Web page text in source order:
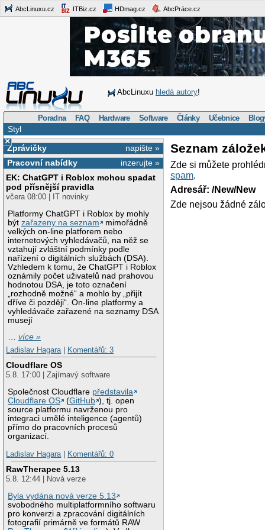
AbcLinuxu.cz ITBiz.cz HDmag.cz AbcPráce.cz
AbcLinuxu hledá autory!
Poradna FAQ Hardware Software Články Učebnice
Styl
×
napište »
Zprávičky
inzerujte »
Pracovní nabídky
EK: ChatGPT i Roblox mohou spadat
pod přísnější pravidla
včera 08:00 | IT novinky
Platformy ChatGPT i Roblox by mohly
býtzařazeny na seznam
mimořádně
velkých on-line platforem nebo
internetových vyhledávačů, na něž se
vztahují zvláštní podmínky podle
nařízení o digitálních službách (DSA).
Vzhledem k tomu, že ChatGPT i Roblox
oznámily počet uživatelů nad prahovou
hodnotou DSA, je toto označení
„rozhodně možné“ a mohlo by „přijít
dříve či později“. On-line platformy a
vyhledávače zařazené na seznamy DSA
musejí
…více »
Ladislav Hagara
Komentářů: 3
Cloudflare OS
5.8. 17:00 | Zajímavý software
Společnost Cloudflare představila
Cloudflare OS
(GitHub ), tj. open
source platformu navrženou pro
integraci umělé inteligence (agentů)
přímo do pracovních procesů
organizací.
Ladislav Hagara
Komentářů: 0
RawTherapee 5.13
5.8. 12:44 | Nová verze
Byla vydána nová verze 5.13
svobodného multiplatformního softwaru
pro konverzi a zpracování digitálních
fotografií primárně ve formátů RAW
Seznam
Zde si můžete
spam.
Adresář: /New/New
Zde nejsou žádné